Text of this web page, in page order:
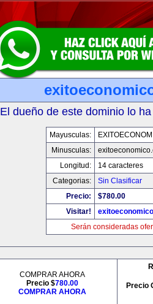
El dueño de este dominio lo
Mayusculas:
Minusculas:
Longitud:
14 caracteres
Categorias:
Sin Clasificar
Precio:
$780.00
Visitar!
Serán consideradas
COMPRAR AHORA
Precio $780.00
COMPRAR AHORA
Precio